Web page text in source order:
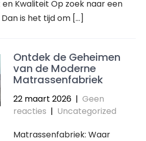
Kwaliteit Op zoek naar een
is het tijd om […]
Ontdek de Geheimen
van de Moderne
Matrassenfabriek
22 maart 2026 | Geen
reacties | Uncategorized
Matrassenfabriek: Waar